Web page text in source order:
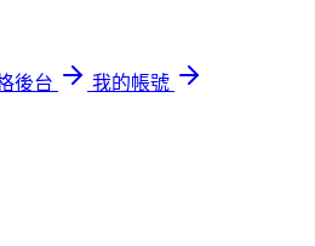
後台
我的帳號